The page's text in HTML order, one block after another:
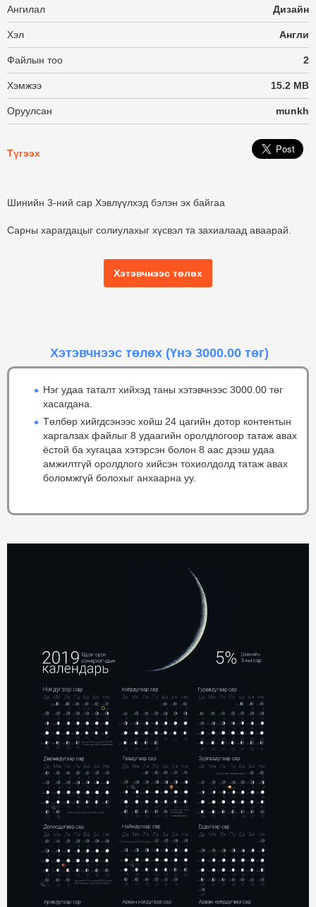
Ангилал Дизайн
Хэл Англи
Файлын тоо 2
Хэмжээ 15.2 MB
Оруулсан munkh
Түгээх
Шинийн 3-ний сар Хэвлүүлхэд бэлэн эх байгаа
Сарны харагдацыг солиулахыг хүсвэл та захиалаад аваарай.
Хэтэвчнээс төлөх
Хэтэвчнээс төлөх (Үнэ 3000.00 төг)
Нэг удаа таталт хийхэд таны хэтэвчнээс 3000.00 төг
хасагдана.
Төлбөр хийгдсэнээс хойш 24 цагийн дотор контентын
харгалзах файлыг 8 удаагийн оролдлогоор татаж авах
ёстой ба хугацаа хэтэрсэн болон 8 аас дээш удаа
амжилтгүй оролдлого хийсэн тохиолдолд татаж авах
боломжгүй болохыг анхаарна уу.